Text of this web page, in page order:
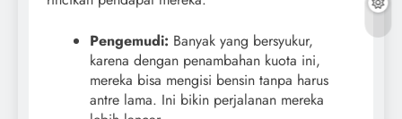
Pengemudi: Banyak yang bersyukur,
karena dengan penambahan kuota ini,
mereka bisa mengisi bensin tanpa harus
antre lama. Ini bikin perjalanan mereka